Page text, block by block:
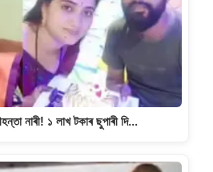
নাৰী! ১ লাখ টকাৰ ছুপাৰী দি…